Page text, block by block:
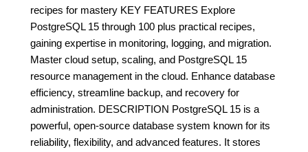
recipes for mastery KEY FEATURES Explore
PostgreSQL 15 through 100 plus practical recipes,
gaining expertise in monitoring, logging, and migration.
Master cloud setup, scaling, and PostgreSQL 15
resource management in the cloud. Enhance database
efficiency, streamline backup, and recovery for
administration. DESCRIPTION PostgreSQL 15 is a
powerful, open-source database system known for its
reliability, flexibility, and advanced features. It stores